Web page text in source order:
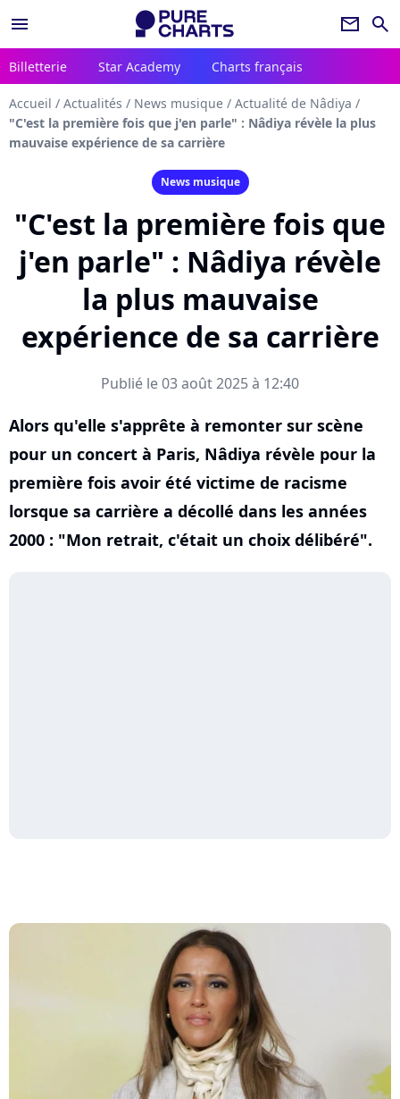
menu newsletter search
Billetterie Star Academy Charts français
Accueil / Actualités / News musique / Actualité de Nâdiya /
"C'est la première fois que j'en parle" : Nâdiya révèle la plus
mauvaise expérience de sa carrière
News musique
"C'est la première fois que
j'en parle" : Nâdiya révèle
la plus mauvaise
expérience de sa carrière
Publié le 03 août 2025 à 12:40
Alors qu'elle s'apprête à remonter sur scène
pour un concert à Paris, Nâdiya révèle pour la
première fois avoir été victime de racisme
lorsque sa carrière a décollé dans les années
2000 : "Mon retrait, c'était un choix délibéré".